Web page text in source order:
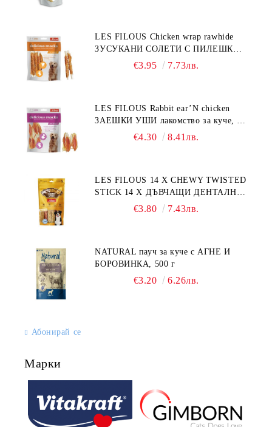
LES FILOUS Chicken wrap rawhide
ЗУСУКАНИ СОЛЕТИ С ПИЛЕШКО,
лакомство за куче, 100 г
€3.95 7.73лв.
LES FILOUS Rabbit ear’N chicken
ЗАЕШКИ УШИ лакомство за куче, 50
€4.30 8.41лв.
LES FILOUS 14 X CHEWY TWISTED
STICK 14 X ДЪВЧАЩИ ДЕНТАЛНИ
СОЛЕТИ за куче, УВИТИ
€3.80 7.43лв.
NATURAL пауч за куче с АГНЕ И
БОРОВИНКА, 500 г
€3.20 6.26лв.
Абонирай се
Марки